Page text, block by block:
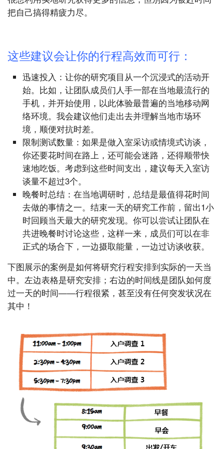
把自己搞得精疲力尽。
这些建议会让你的行程高效而可行：
迅速投入：让你的研究项目从一个沉浸式的活动开
始。比如，让团队成员们人手一部在当地最流行的
手机，并开始使用，以此体验最普遍的当地移动网
络环境。我会建议他们走出去并理解当地市场环
境，顺便对抗时差。
限制测试数量：如果是做入室采访或情境式访谈，
你还要花时间在路上，还可能会迷路，还得顺带快
速地吃饭。考虑到这些时间支出，建议每天入室访
谈量不超过3个。
晚餐时总结：在当地调研时，总结是最值得花时间
去做的事情之一。结束一天的研究工作前，留出1小
时回顾当天最大的研究发现。你可以尝试让团队在
共进晚餐时讨论这些，这样一来，成员们可以在非
正式的场合下，一边摄取能量，一边过访谈收获。
下图展示的案例是如何将研究行程安排到实际的一天当
中。左边表格是研究安排；右边的时间线是团队如何度
过一天的时间——行程很紧，甚至没有任何突发状况在
其中！